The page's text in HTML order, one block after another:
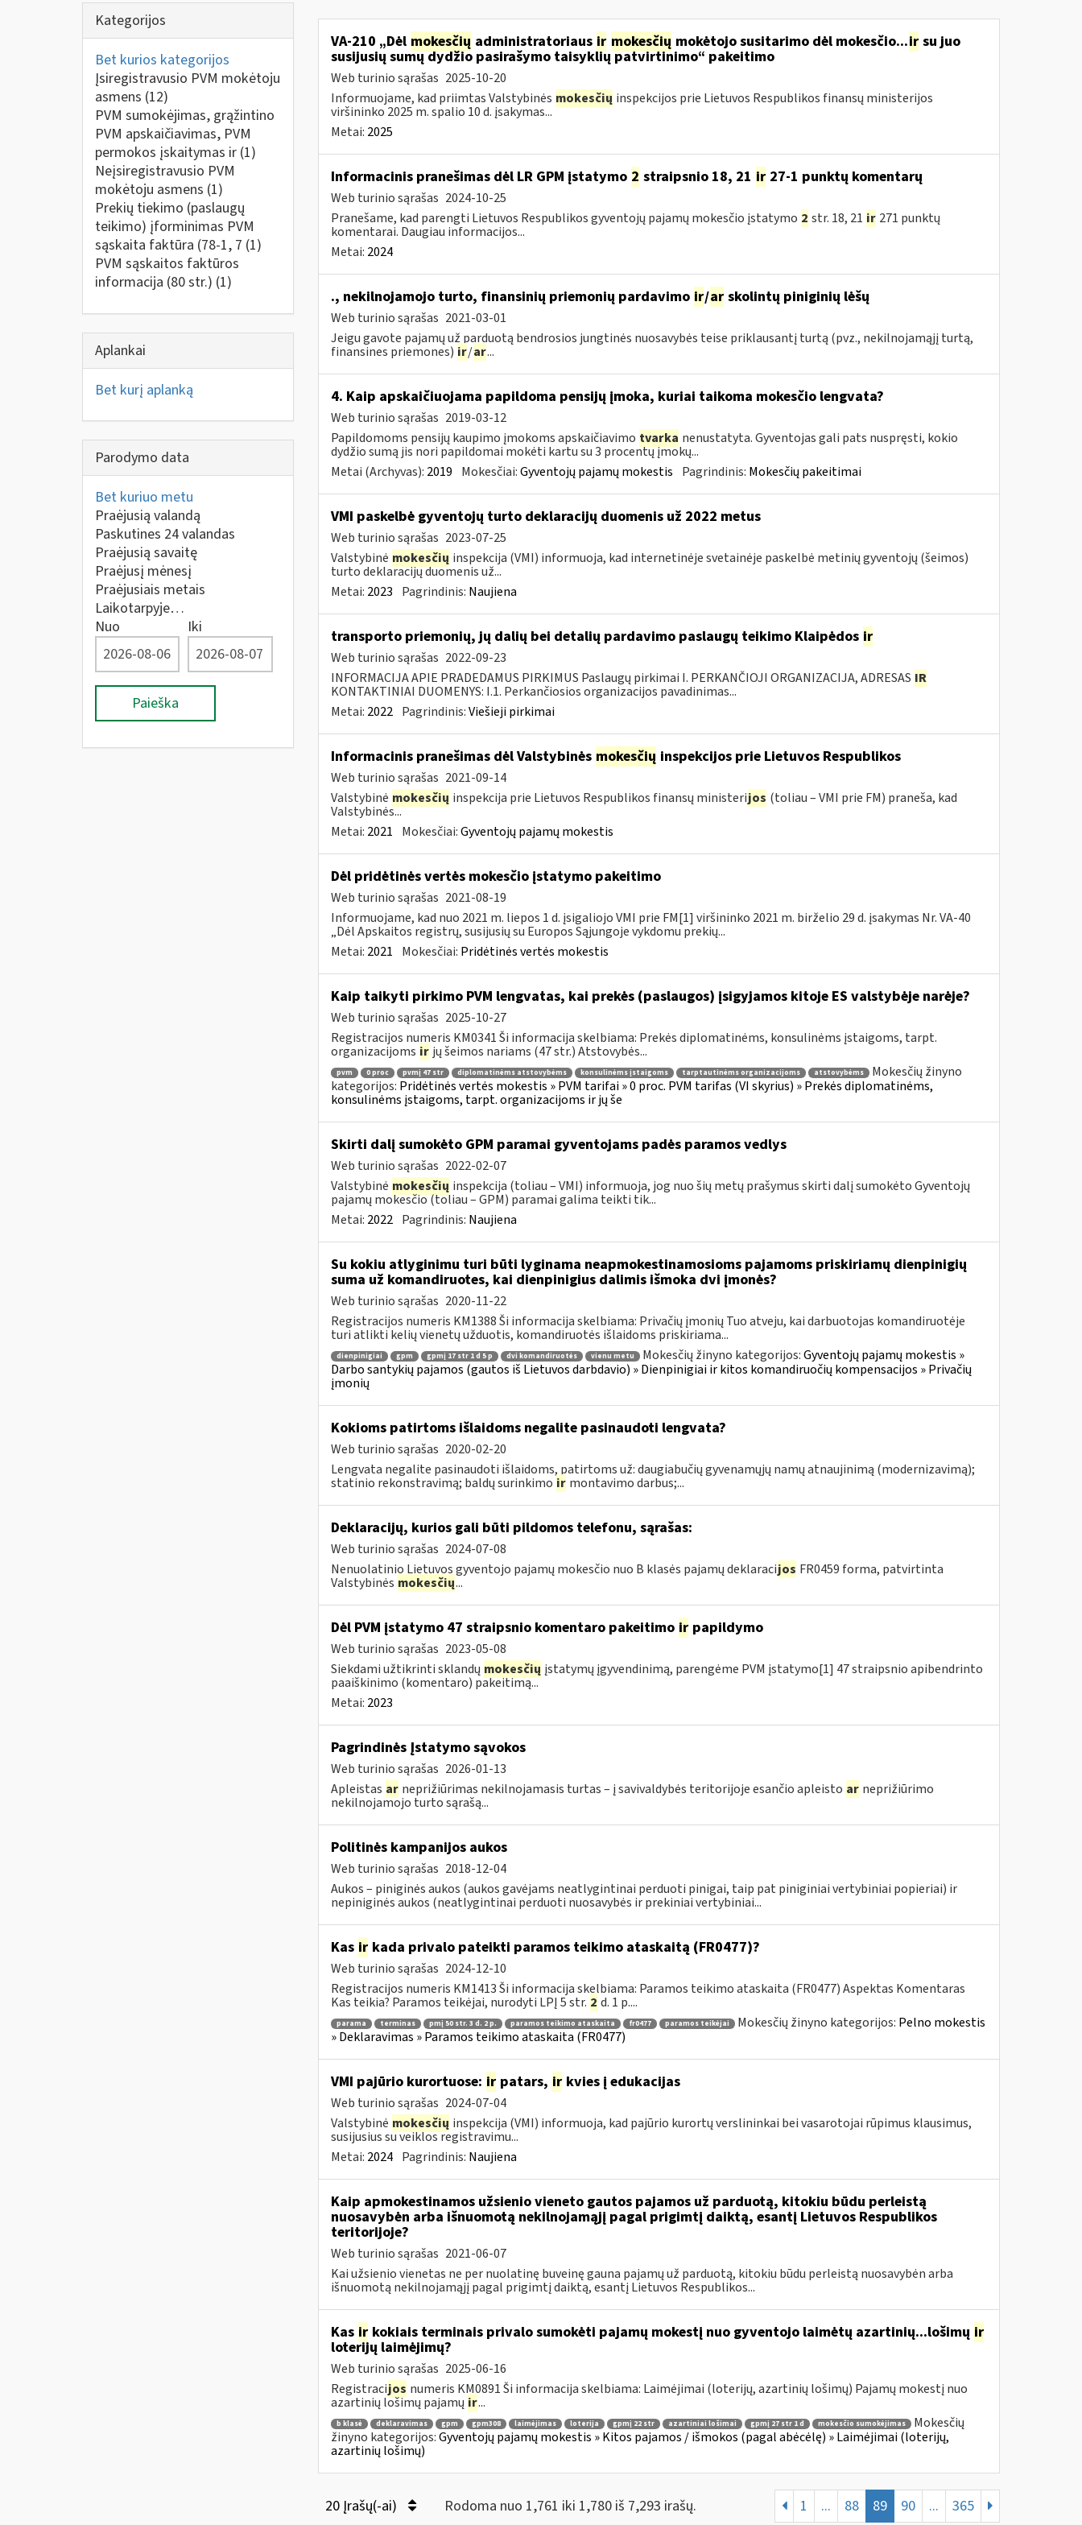
Kategorijos
Bet kurios kategorijos
Įsiregistravusio PVM mokėtoju
asmens (12)
PVM sumokėjimas, grąžintino
PVM apskaičiavimas, PVM
permokos įskaitymas ir (1)
Neįsiregistravusio PVM
mokėtoju asmens (1)
Prekių tiekimo (paslaugų
teikimo) įforminimas PVM
sąskaita faktūra (78-1, 7 (1)
PVM sąskaitos faktūros
informacija (80 str.) (1)
Aplankai
Bet kurį aplanką
Parodymo data
Bet kuriuo metu
Praėjusią valandą
Paskutines 24 valandas
Praėjusią savaitę
Praėjusį mėnesį
Praėjusiais metais
Laikotarpyje…
Nuo
Iki
Paieška
VA-210 „Dėl mokesčių administratoriaus ir mokesčių mokėtojo susitarimo dėl mokesčio...irsu juo
susijusių sumų dydžio pasirašymo taisyklių patvirtinimo“ pakeitimo
Web turinio sąrašas 2025-10-20
Informuojame, kad priimtas Valstybinės mokesčių inspekcijos prie Lietuvos Respublikos finansų ministerijos
viršininko 2025 m. spalio 10 d. įsakymas...
Metai: 2025
Informacinis pranešimas dėl LR GPM įstatymo 2 straipsnio 18, 21 ir27-1 punktų komentarų
Web turinio sąrašas 2024-10-25
Pranešame, kad parengti Lietuvos Respublikos gyventojų pajamų mokesčio įstatymo 2 str. 18, 21 ir 271 punktų
komentarai. Daugiau informacijos...
Metai: 2024
., nekilnojamojo turto, finansinių priemonių pardavimo ir/arskolintų piniginių lėšų
Web turinio sąrašas 2021-03-01
Jeigu gavote pajamų už parduotą bendrosios jungtinės nuosavybės teise priklausantį turtą (pvz., nekilnojamąjį turtą,
finansines priemones) ir/ar...
4. Kaip apskaičiuojama papildoma pensijų įmoka, kuriai taikoma mokesčio lengvata?
Web turinio sąrašas 2019-03-12
Papildomoms pensijų kaupimo įmokoms apskaičiavimo tvarka nenustatyta. Gyventojas gali pats nuspręsti, kokio
dydžio sumą jis nori papildomai mokėti kartu su 3 procentų įmokų...
Metai (Archyvas): 2019 Mokesčiai:Gyventojų pajamų mokestis Pagrindinis: Mokesčių pakeitimai
VMI paskelbė gyventojų turto deklaracijų duomenis už 2022 metus
Web turinio sąrašas 2023-07-25
Valstybinė mokesčių inspekcija (VMI) informuoja, kad internetinėje svetainėje paskelbė metinių gyventojų (šeimos)
turto deklaracijų duomenis už...
Metai: 2023 Pagrindinis: Naujiena
transporto priemonių, jų dalių bei detalių pardavimo paslaugų teikimo Klaipėdos ir
Web turinio sąrašas 2022-09-23
INFORMACIJA APIE PRADEDAMUS PIRKIMUS Paslaugų pirkimai I. PERKANČIOJI ORGANIZACIJA, ADRESAS IR
KONTAKTINIAI DUOMENYS: I.1. Perkančiosios organizacijos pavadinimas...
Metai: 2022 Pagrindinis:Viešieji pirkimai
Informacinis pranešimas dėl Valstybinės mokesčių inspekcijos prie Lietuvos Respublikos
Web turinio sąrašas 2021-09-14
Valstybinė mokesčių inspekcija prie Lietuvos Respublikos finansų ministerijos (toliau – VMI prie FM) praneša, kad
Valstybinės...
Metai: 2021 Mokesčiai:Gyventojų pajamų mokestis
Dėl pridėtinės vertės mokesčio įstatymo pakeitimo
Web turinio sąrašas 2021-08-19
Informuojame, kad nuo 2021 m. liepos 1 d. įsigaliojo VMI prie FM[1] viršininko 2021 m. birželio 29 d. įsakymas Nr. VA-40
„Dėl Apskaitos registrų, susijusių su Europos Sąjungoje vykdomu prekių...
Metai: 2021 Mokesčiai: Pridėtinės vertės mokestis
Kaip taikyti pirkimo PVM lengvatas, kai prekės (paslaugos) įsigyjamos kitoje ES valstybėje narėje?
Web turinio sąrašas 2025-10-27
Registracijos numeris KM0341 Ši informacija skelbiama: Prekės diplomatinėms, konsulinėms įstaigoms, tarpt.
organizacijoms ir jų šeimos nariams (47 str.) Atstovybės...
pvm 0 proc pvmį 47 str diplomatinėms atstovybėms konsulinėms įstaigoms tarptautinėms organizacijoms atstovybėms
Mokesčių žinyno
kategorijos: Pridėtinės vertės mokestis » PVM tarifai » 0 proc. PVM tarifas (VI skyrius) » Prekės diplomatinėms,
konsulinėms įstaigoms, tarpt. organizacijoms ir jų še
Skirti dalį sumokėto GPM paramai gyventojams padės paramos vedlys
Web turinio sąrašas 2022-02-07
Valstybinė mokesčių inspekcija (toliau – VMI) informuoja, jog nuo šių metų prašymus skirti dalį sumokėto Gyventojų
pajamų mokesčio (toliau – GPM) paramai galima teikti tik...
Metai: 2022 Pagrindinis: Naujiena
Su kokiu atlyginimu turi būti lyginama neapmokestinamosioms pajamoms priskiriamų dienpinigių
suma už komandiruotes, kai dienpinigius dalimis išmoka dvi įmonės?
Web turinio sąrašas 2020-11-22
Registracijos numeris KM1388 Ši informacija skelbiama: Privačių įmonių Tuo atveju, kai darbuotojas komandiruotėje
turi atlikti kelių vienetų užduotis, komandiruotės išlaidoms priskiriama...
dienpinigiai gpm gpmį 17 str 1 d 5 p dvi komandiruotės vienu metu Mokesčių žinyno kategorijos:Gyventojų pajamų mokestis »
Darbo santykių pajamos (gautos iš Lietuvos darbdavio) » Dienpinigiai ir kitos komandiruočių kompensacijos » Privačių
įmonių
Kokioms patirtoms išlaidoms negalite pasinaudoti lengvata?
Web turinio sąrašas 2020-02-20
Lengvata negalite pasinaudoti išlaidoms, patirtoms už: daugiabučių gyvenamųjų namų atnaujinimą (modernizavimą);
statinio rekonstravimą; baldų surinkimo ir montavimo darbus;...
Deklaracijų, kurios gali būti pildomos telefonu, sąrašas:
Web turinio sąrašas 2024-07-08
Nenuolatinio Lietuvos gyventojo pajamų mokesčio nuo B klasės pajamų deklaracijos FR0459 forma, patvirtinta
Valstybinės mokesčių...
Dėl PVM įstatymo 47 straipsnio komentaro pakeitimo irpapildymo
Web turinio sąrašas 2023-05-08
Siekdami užtikrinti sklandų mokesčių įstatymų įgyvendinimą, parengėme PVM įstatymo[1] 47 straipsnio apibendrinto
paaiškinimo (komentaro) pakeitimą...
Metai: 2023
Pagrindinės Įstatymo sąvokos
Web turinio sąrašas 2026-01-13
Apleistas ar neprižiūrimas nekilnojamasis turtas – į savivaldybės teritorijoje esančio apleisto ar neprižiūrimo
nekilnojamojo turto sąrašą...
Politinės kampanijos aukos
Web turinio sąrašas 2018-12-04
Aukos – piniginės aukos (aukos gavėjams neatlygintinai perduoti pinigai, taip pat piniginiai vertybiniai popieriai) ir
nepiniginės aukos (neatlygintinai perduoti nuosavybės ir prekiniai vertybiniai...
Kas irkada privalo pateikti paramos teikimo ataskaitą (FR0477)?
Web turinio sąrašas 2024-12-10
Registracijos numeris KM1413 Ši informacija skelbiama: Paramos teikimo ataskaita (FR0477) Aspektas Komentaras
Kas teikia? Paramos teikėjai, nurodyti LPĮ 5 str. 2 d. 1 p....
parama terminas pmį 50 str. 3 d. 2 p. paramos teikimo ataskaita fr0477 paramos teikėjai Mokesčių žinyno kategorijos: Pelno mokestis
» Deklaravimas » Paramos teikimo ataskaita (FR0477)
VMI pajūrio kurortuose: irpatars, irkvies į edukacijas
Web turinio sąrašas 2024-07-04
Valstybinė mokesčių inspekcija (VMI) informuoja, kad pajūrio kurortų verslininkai bei vasarotojai rūpimus klausimus,
susijusius su veiklos registravimu...
Metai: 2024 Pagrindinis: Naujiena
Kaip apmokestinamos užsienio vieneto gautos pajamos už parduotą, kitokiu būdu perleistą
nuosavybėn arba išnuomotą nekilnojamąjį pagal prigimtį daiktą, esantį Lietuvos Respublikos
teritorijoje?
Web turinio sąrašas 2021-06-07
Kai užsienio vienetas ne per nuolatinę buveinę gauna pajamų už parduotą, kitokiu būdu perleistą nuosavybėn arba
išnuomotą nekilnojamąjį pagal prigimtį daiktą, esantį Lietuvos Respublikos...
Kas irkokiais terminais privalo sumokėti pajamų mokestį nuo gyventojo laimėtų azartinių...lošimų ir
loterijų laimėjimų?
Web turinio sąrašas 2025-06-16
Registracijos numeris KM0891 Ši informacija skelbiama: Laimėjimai (loterijų, azartinių lošimų) Pajamų mokestį nuo
azartinių lošimų pajamų ir...
b klasė deklaravimas gpm gpm308 laimėjimas loterija gpmį 22 str azartiniai lošimai gpmį 27 str 1 d mokesčio sumokėjimas
Mokesčių
žinyno kategorijos:Gyventojų pajamų mokestis » Kitos pajamos / išmokos (pagal abėcėlę) » Laimėjimai (loterijų,
azartinių lošimų)
20 Įrašų(-ai) Rodoma nuo 1,761 iki 1,780 iš 7,293 irašų. 1 ... 88 89 90 ... 365